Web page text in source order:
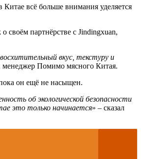
всё больше внимания уделяется
своём партнёрстве с Jindingxuan,
вкус, текстуру и
менеджер Помимо мясного Китая.
он ещё не насыщен.
об экологической безопасности
это только начинается» – сказал